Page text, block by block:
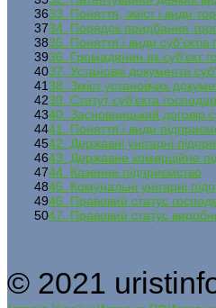
3633. Поняття, зміст і види
3734. Порядок придбання
3835. Поняття і види
3936. Громадянин як суб'єкт
4037. Установчі документи
4138. Зміст установчих
4239. Статут суб'єкта
4340. Засновницький договір
4441. Поняття і види
4542. Державні унітарні
4643. Державне комерційне
4744. Казенне підприємство
4845. Комунальні унітарні
4946. Правовий статус
5047. Правовий статус
© 2021